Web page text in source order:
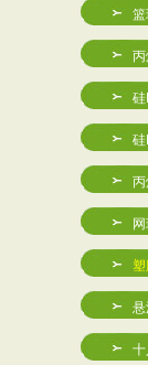
篮
十
JXB-A001玻